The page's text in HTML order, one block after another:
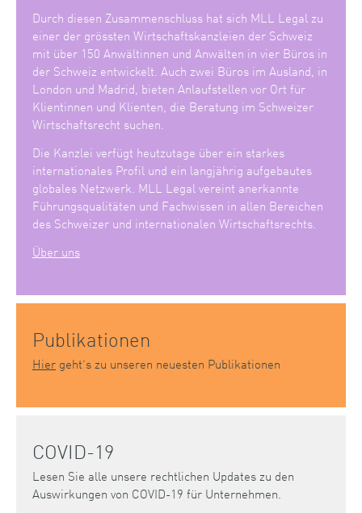
Durch diesen Zusammenschluss hat sich MLL Legal zu
einer der grössten Wirtschaftskanzleien der Schweiz
mit über 150 Anwältinnen und Anwälten in vier Büros in
der Schweiz entwickelt. Auch zwei Büros im Ausland, in
London und Madrid, bieten Anlaufstellen vor Ort für
Klientinnen und Klienten, die Beratung im Schweizer
Wirtschaftsrecht suchen.
Die Kanzlei verfügt heutzutage über ein starkes
internationales Profil und ein langjährig aufgebautes
globales Netzwerk. MLL Legal vereint anerkannte
Führungsqualitäten und Fachwissen in allen Bereichen
des Schweizer und internationalen Wirtschaftsrechts.
Über uns
Publikationen
Hier geht’s zu unseren neuesten Publikationen
COVID-19
Lesen Sie alle unsere rechtlichen Updates zu den
Auswirkungen von COVID-19 für Unternehmen.